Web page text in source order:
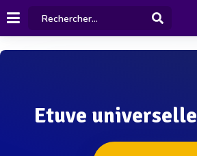
Etuve universelle